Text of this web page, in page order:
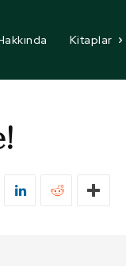
Kitaplar